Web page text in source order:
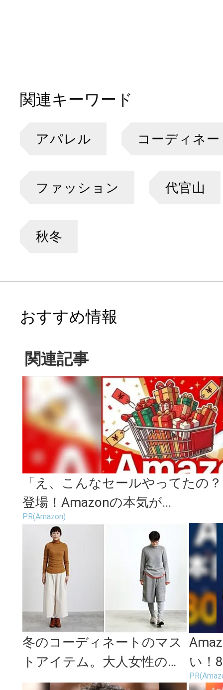
関連キーワード
アパレル コーディネ
ファッション 代官山
秋冬
おすすめ情報
関連記事
「え、こんなセールやってたの
登場！Amazonの本気が...
PR(Amazon)
冬のコーディネートのマス
トアイテム。大人女性のた
めのタートルネックセータ
い！
場